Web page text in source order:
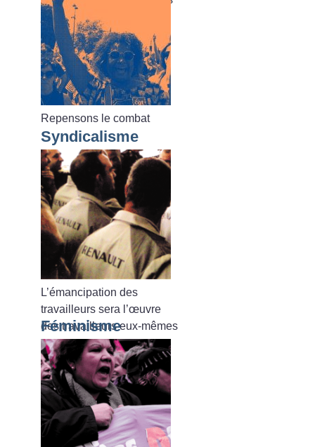
journées d’été de l’UCL
Repensons le combat
Syndicalisme
L’émancipation des
travailleurs sera l’œuvre
des travailleurs eux-mêmes
Féminisme